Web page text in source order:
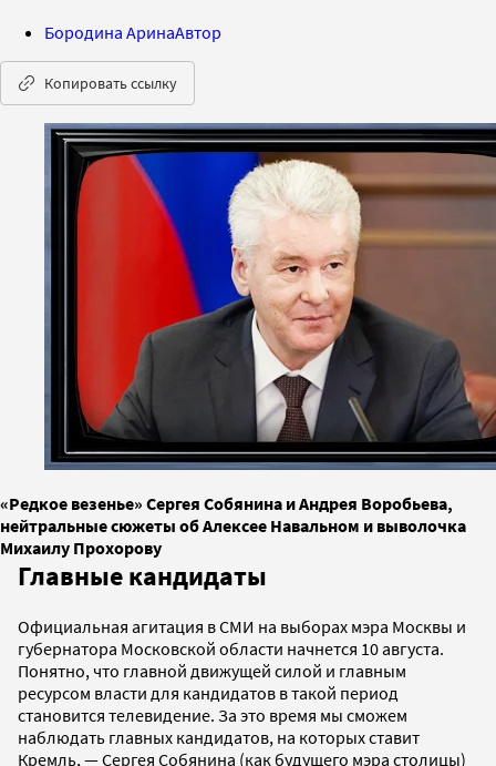
Бородина АринаАвтор
Копировать ссылку
«Редкое везенье» Сергея Собянина и Андрея Воробьева,
нейтральные сюжеты об Алексее Навальном и выволочка
Михаилу Прохорову
Главные кандидаты
Официальная агитация в СМИ на выборах мэра Москвы и
губернатора Московской области начнется 10 августа.
Понятно, что главной движущей силой и главным
ресурсом власти для кандидатов в такой период
становится телевидение. За это время мы сможем
наблюдать главных кандидатов, на которых ставит
Кремль, — Сергея Собянина (как будущего мэра столицы)